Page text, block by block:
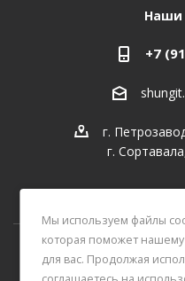
Наши
+7
г.
г.
2026 © Интернет-
Мы используем файлы
которая поможет нашему
для вас. Продолжая